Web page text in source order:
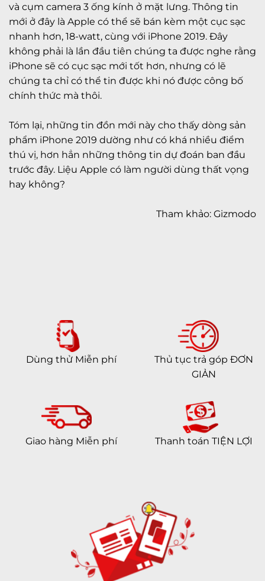
và cụm camera 3 ống kính ở mặt lưng. Thông tin
mới ở đây là Apple có thể sẽ bán kèm một cục sạc
nhanh hơn, 18-watt, cùng với iPhone 2019. Đây
không phải là lần đầu tiên chúng ta được nghe rằng
iPhone sẽ có cục sạc mới tốt hơn, nhưng có lẽ
chúng ta chỉ có thể tin được khi nó được công bố
chính thức mà thôi.
Tóm lại, những tin đồn mới này cho thấy dòng sản
phẩm iPhone 2019 dường như có khá nhiều điểm
thú vị, hơn hẳn những thông tin dự đoán ban đầu
trước đây. Liệu Apple có làm người dùng thất vọng
hay không?
Tham khảo: Gizmodo
Dùng thử Miễn phí
Thủ tục trả góp ĐƠN
GIẢN
Giao hàng Miễn phí Thanh toán TIỆN LỢI